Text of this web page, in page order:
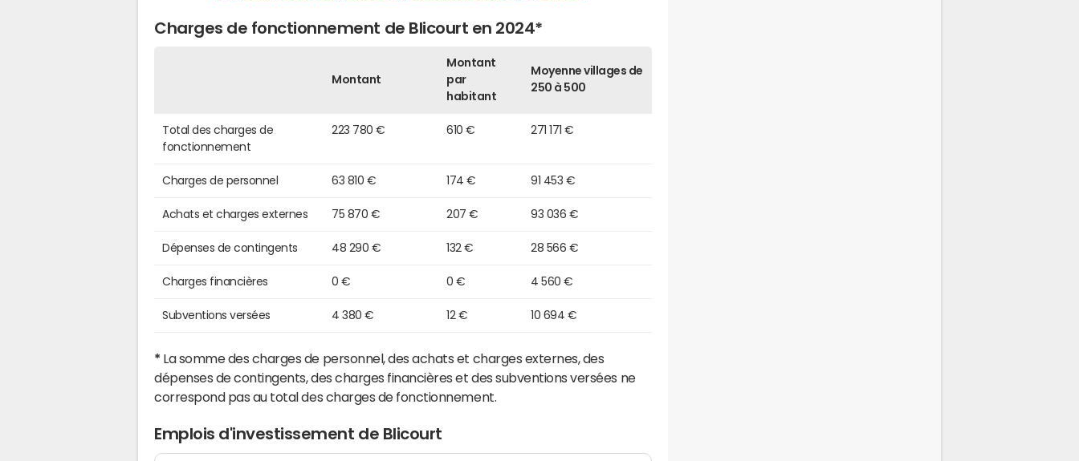
Charges de fonctionnement de Blicourt en 2024*
Montant
Montant
par
habitant
Moyenne villages de
250 à 500
Total des charges de
fonctionnement
223 780 € 610 € 271 171 €
Charges de personnel 63 810 € 174 € 91 453 €
Achats et charges externes 75 870 € 207 € 93 036 €
Dépenses de contingents 48 290 € 132 € 28 566 €
Charges financières 0 € 0 € 4 560 €
Subventions versées 4 380 € 12 € 10 694 €
* La somme des charges de personnel, des achats et charges externes, des
dépenses de contingents, des charges financières et des subventions versées ne
correspond pas au total des charges de fonctionnement.
Emplois d'investissement de Blicourt